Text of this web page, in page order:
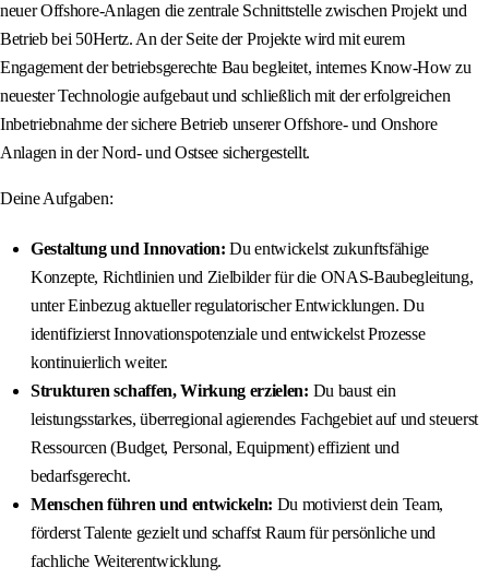
neuer Offshore-Anlagen die zentrale Schnittstelle zwischen Projekt und
Betrieb bei 50Hertz. An der Seite der Projekte wird mit eurem
Engagement der betriebsgerechte Bau begleitet, internes Know-How zu
neuester Technologie aufgebaut und schließlich mit der erfolgreichen
Inbetriebnahme der sichere Betrieb unserer Offshore- und Onshore
Anlagen in der Nord- und Ostsee sichergestellt.
Deine Aufgaben:
Gestaltung und Innovation: Du entwickelst zukunftsfähige
Konzepte, Richtlinien und Zielbilder für die ONAS‐Baubegleitung,
unter Einbezug aktueller regulatorischer Entwicklungen. Du
identifizierst Innovationspotenziale und entwickelst Prozesse
kontinuierlich weiter.
Strukturen schaffen, Wirkung erzielen: Du baust ein
leistungsstarkes, überregional agierendes Fachgebiet auf und steuerst
Ressourcen (Budget, Personal, Equipment) effizient und
bedarfsgerecht.
Menschen führen und entwickeln: Du motivierst dein Team,
förderst Talente gezielt und schaffst Raum für persönliche und
fachliche Weiterentwicklung.